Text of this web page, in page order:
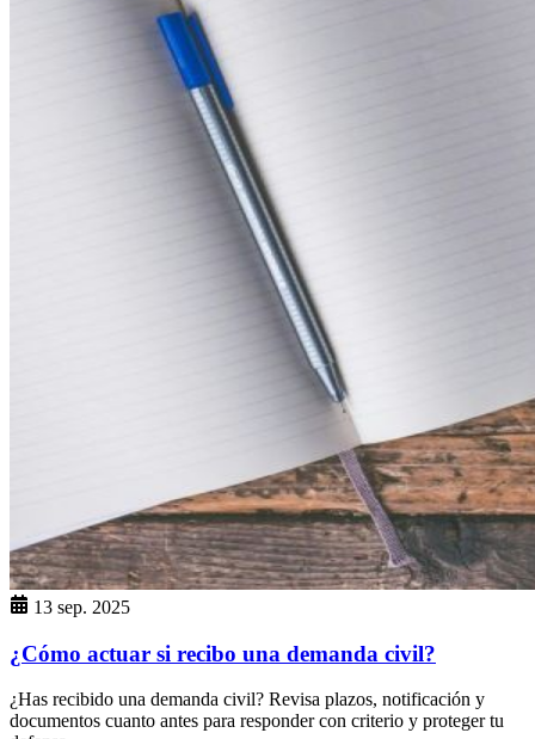
13 sep. 2025
¿Cómo actuar si recibo una demanda civil?
¿Has recibido una demanda civil? Revisa plazos, notificación y
documentos cuanto antes para responder con criterio y proteger tu